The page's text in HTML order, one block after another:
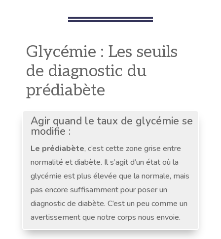
Glycémie : Les seuils
de diagnostic du
prédiabète
Agir quand le taux de glycémie se
modifie :
Le prédiabète, c’est cette zone grise entre
normalité et diabète. Il s’agit d’un état où la
glycémie est plus élevée que la normale, mais
pas encore suffisamment pour poser un
diagnostic de diabète. C’est un peu comme un
avertissement que notre corps nous envoie.